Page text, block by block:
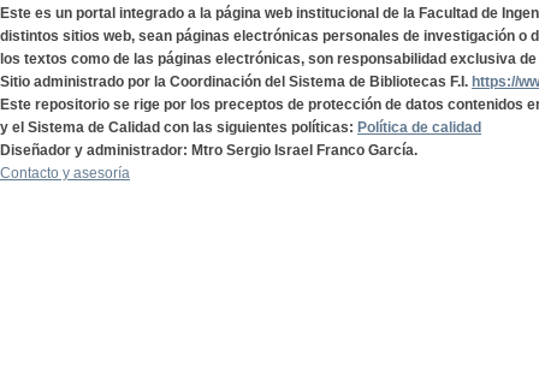
Este es un portal integrado a la página web institucional de la Facultad de
distintos sitios web, sean páginas electrónicas personales de investigación o
los textos como de las páginas electrónicas, son responsabilidad exclusiva
Sitio administrado por la Coordinación del Sistema de Bibliotecas F.I. https://
Este repositorio se rige por los preceptos de protección de datos contenidos
y el Sistema de Calidad con las siguientes políticas: Política de calidad
Diseñador y administrador: Mtro Sergio Israel Franco García.
Contacto y asesoría